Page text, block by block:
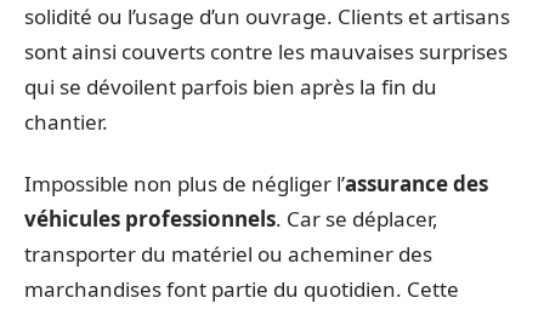
solidité ou l’usage d’un ouvrage. Clients et artisans
sont ainsi couverts contre les mauvaises surprises
qui se dévoilent parfois bien après la fin du
chantier.
Impossible non plus de négliger l’assurance des
véhicules professionnels. Car se déplacer,
transporter du matériel ou acheminer des
marchandises font partie du quotidien. Cette